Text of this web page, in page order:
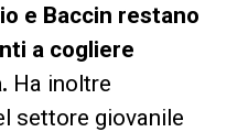
e Baccin restano
a cogliere
Ha inoltre
settore giovanile